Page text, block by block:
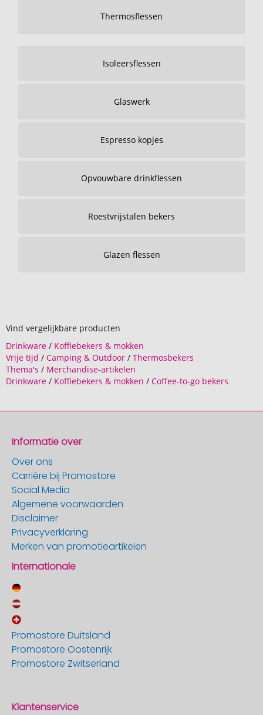
Thermosflessen
Isoleersflessen
Glaswerk
Espresso kopjes
Opvouwbare drinkflessen
Roestvrijstalen bekers
Glazen flessen
Vind vergelijkbare producten
Drinkware / Koffiebekers & mokken
Vrije tijd / Camping & Outdoor / Thermosbekers
Thema's / Merchandise-artikelen
Drinkware / Koffiebekers & mokken / Coffee-to-go bekers
Informatie over
Over ons
Carrière bij Promostore
Social Media
Algemene voorwaarden
Disclaimer
Privacyverklaring
Merken van promotieartikelen
Internationale
Promostore Duitsland
Promostore Oostenrijk
Promostore Zwitserland
Klantenservice